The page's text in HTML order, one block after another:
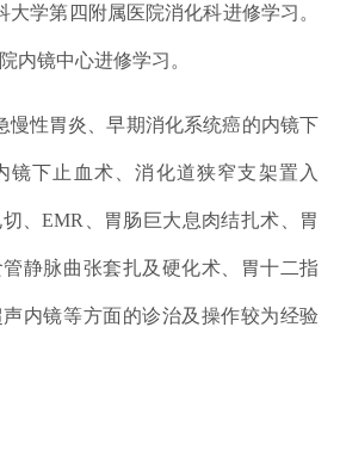
大学第四附属医院消化科进修学习。
内镜中心进修学习。
慢性胃炎、早期消化系统癌的内镜下
镜下止血术、消化道狭窄支架置入
、EMR、胃肠巨大息肉结扎术、胃
静脉曲张套扎及硬化术、胃十二指
内镜等方面的诊治及操作较为经验